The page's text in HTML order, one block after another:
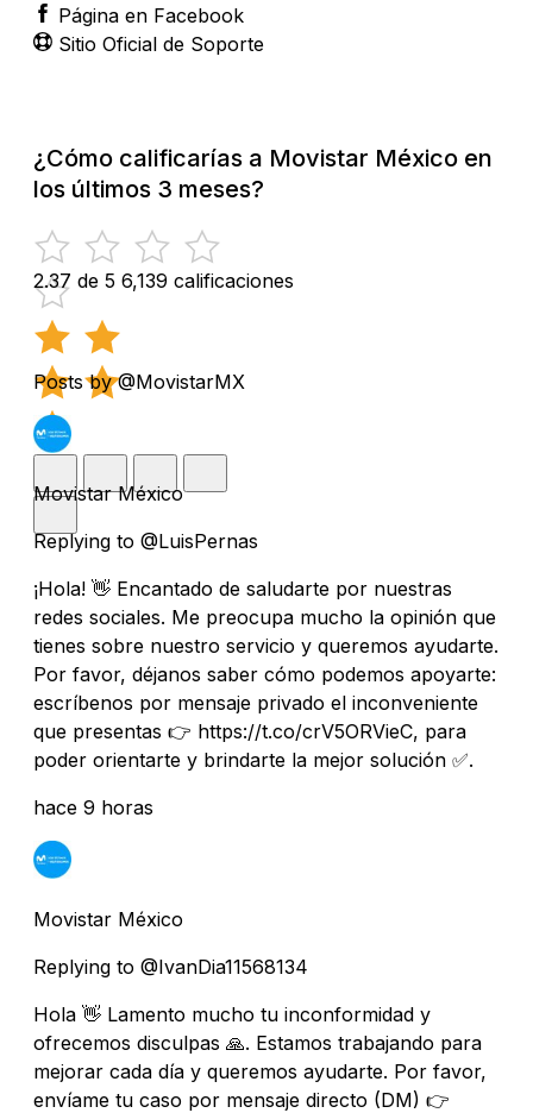
Página en Facebook
Sitio Oficial de Soporte
¿Cómo calificarías a Movistar México en
los últimos 3 meses?
2.37 de 5 6,139 calificaciones
Posts by @MovistarMX
Movistar México
Replying to @LuisPernas
¡Hola! 👋 Encantado de saludarte por nuestras
redes sociales. Me preocupa mucho la opinión que
tienes sobre nuestro servicio y queremos ayudarte.
Por favor, déjanos saber cómo podemos apoyarte:
escríbenos por mensaje privado el inconveniente
que presentas 👉 https://t.co/crV5ORVieC, para
poder orientarte y brindarte la mejor solución ✅.
hace 9 horas
Movistar México
Replying to @IvanDia11568134
Hola 👋 Lamento mucho tu inconformidad y
ofrecemos disculpas 🙏. Estamos trabajando para
mejorar cada día y queremos ayudarte. Por favor,
envíame tu caso por mensaje directo (DM) 👉